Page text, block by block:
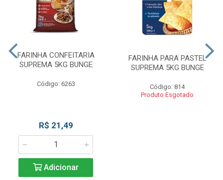
FARINHA CONFEITARIA
SUPREMA 5KG BUNGE
Código: 6263
R$ 21,49
Adicionar
FARINHA PARA PASTEL
SUPREMA 5KG BUNGE
Código: 814
Produto Esgotado